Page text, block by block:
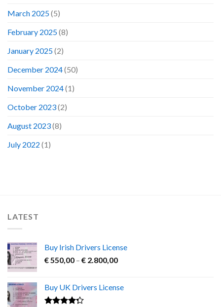
March 2025(5)
February 2025(8)
January 2025(2)
December 2024(50)
November 2024(1)
October 2023(2)
August 2023(8)
July 2022 (1)
LATEST
Buy Irish Drivers License
€ 550,00 – € 2.800,00Price
through
Buy UK Drivers License